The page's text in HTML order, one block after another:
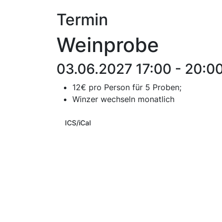
Termin
Weinprobe
03.06.2027 17:00 -
12€ pro Person für 5 Proben;
Winzer wechseln monatlich
ICS/iCal